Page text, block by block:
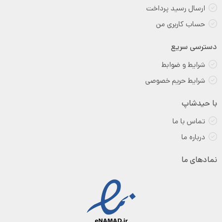
ارسال رسید پرداخت
حساب کاربری من
دسترسی سریع
شرایط و ضوابط
شرایط حریم خصوصی
با حیدشاپ
تماس با ما
درباره ما
نمادهای ما